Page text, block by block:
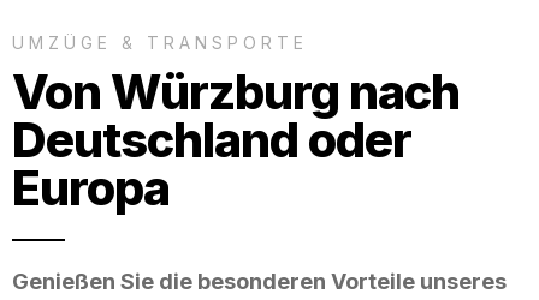
UMZÜGE & TRANSPORTE
Von Würzburg nach
Deutschland oder
Europa
Genießen Sie die besonderen Vorteile unseres